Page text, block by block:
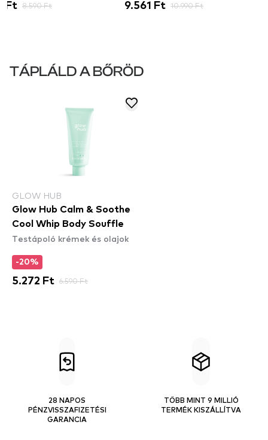
Ft 8.590 Ft 9.561 Ft 10.990 Ft
TÁPLÁLD A BŐRÖD
GLOW HUB
Glow Hub Calm & Soothe
Cool Whip Body Souffle
Testápoló krémek és olajok
-20%
5.272 Ft 6.590 Ft
28 NAPOS
PÉNZVISSZAFIZETÉSI
GARANCIA
TÖBB MINT 9 MILLIÓ
TERMÉK KISZÁLLÍTVA